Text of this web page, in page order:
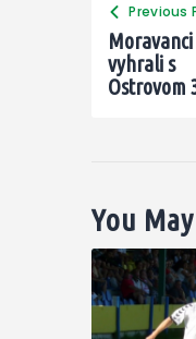
Previous
Moravanci
vyhrali s
Ostrovom
You